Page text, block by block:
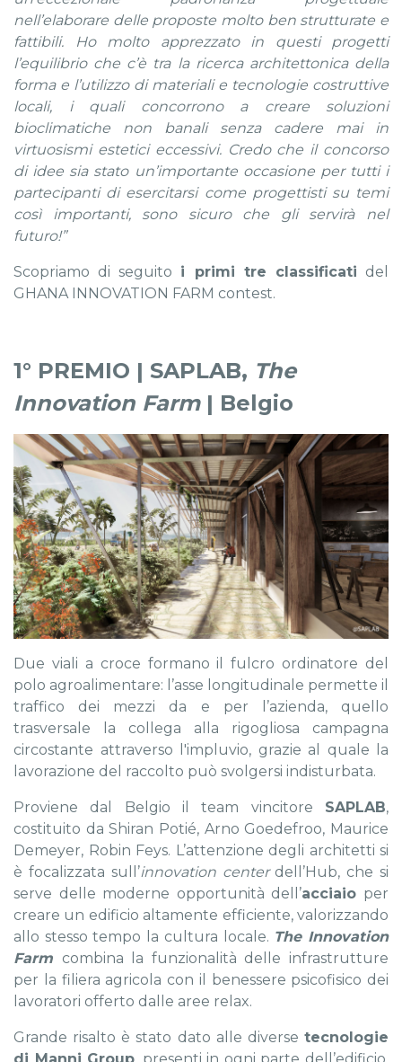
nell’elaborare delle proposte molto ben strutturate e
fattibili. Ho molto apprezzato in questi progetti
l’equilibrio che c’è tra la ricerca architettonica della
forma e l’utilizzo di materiali e tecnologie costruttive
locali, i quali concorrono a creare soluzioni
bioclimatiche non banali senza cadere mai in
virtuosismi estetici eccessivi. Credo che il concorso
di idee sia stato un’importante occasione per tutti i
partecipanti di esercitarsi come progettisti su temi
così importanti, sono sicuro che gli servirà nel
futuro!”
Scopriamo di seguito i primi tre classificati del
GHANA INNOVATION FARM contest.
1° PREMIO | SAPLAB, The
Innovation Farm | Belgio
Due viali a croce formano il fulcro ordinatore del
polo agroalimentare: l’asse longitudinale permette il
traffico dei mezzi da e per l’azienda, quello
trasversale la collega alla rigogliosa campagna
circostante attraverso l'impluvio, grazie al quale la
lavorazione del raccolto può svolgersi indisturbata.
Proviene dal Belgio il team vincitore SAPLAB,
costituito da Shiran Potié, Arno Goedefroo, Maurice
Demeyer, Robin Feys. L’attenzione degli architetti si
è focalizzata sull’innovation centerdell’Hub, che si
serve delle moderne opportunità dell’acciaio per
creare un edificio altamente efficiente, valorizzando
allo stesso tempo la cultura locale. The Innovation
Farm combina la funzionalità delle infrastrutture
per la filiera agricola con il benessere psicofisico dei
lavoratori offerto dalle aree relax.
Grande risalto è stato dato alle diverse tecnologie